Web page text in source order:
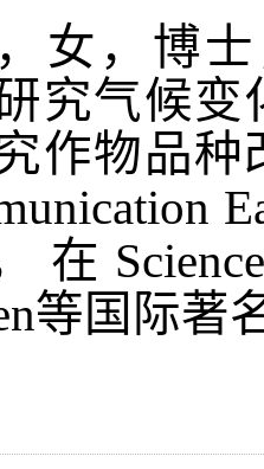
女，博
究气候
作物品
Science
等国际著